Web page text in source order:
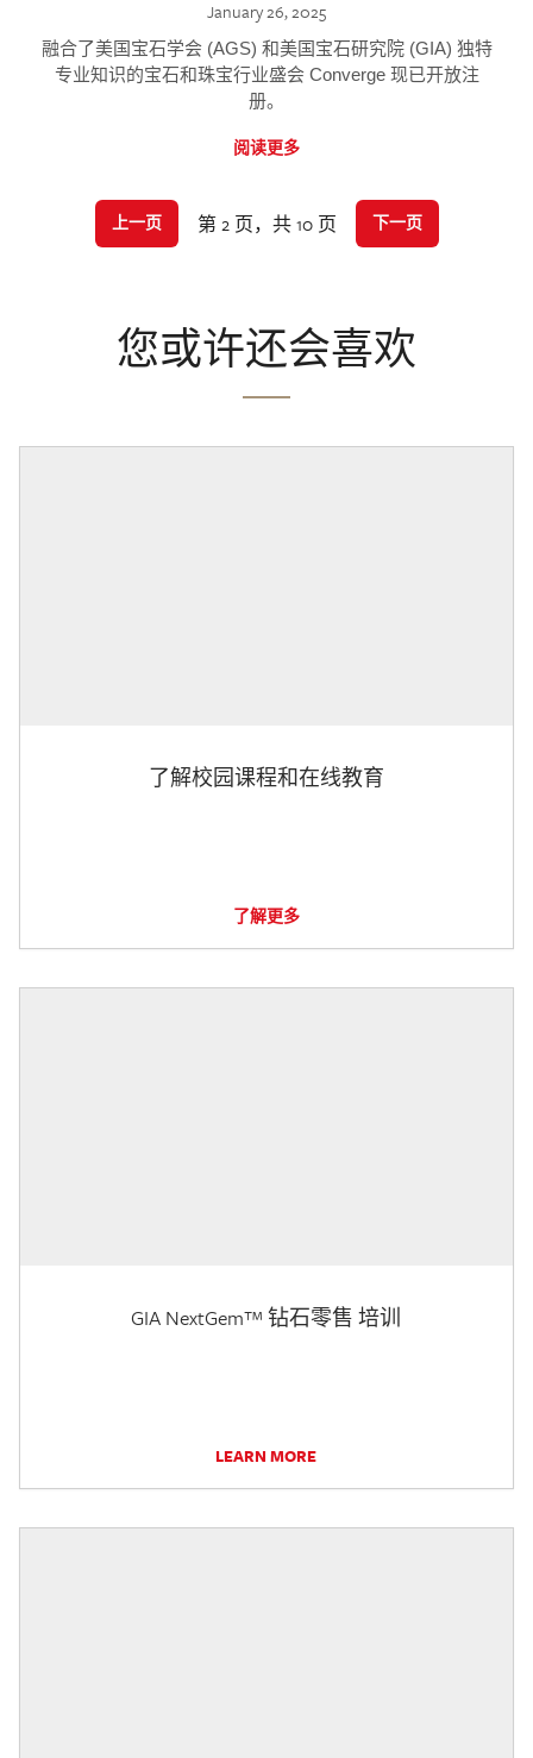
January 26, 2025
融合了美国宝石学会 (AGS) 和美国宝石研究院 (GIA) 独特
专业知识的宝石和珠宝行业盛会 Converge 现已开放注
册。
阅读更多
上一页 第 2 页，共 10 页 下一页
您或许还会喜欢
了解校园课程和在线教育
了解更多
GIA NextGem™ 钻石零售 培训
LEARN MORE